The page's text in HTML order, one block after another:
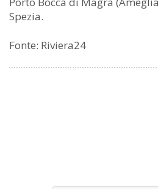
Spezia.
Fonte: Riviera24